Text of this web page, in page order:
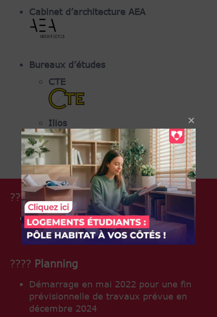
Cabinet d’architecture AEA
Bureaux d’études
CTE
Ilios
???? Coût de revient du projet
14 762 483 euros
???? Planning
Démarrage en mai 2022 pour une fin
prévisionnelle de travaux prévue en
décembre 2024